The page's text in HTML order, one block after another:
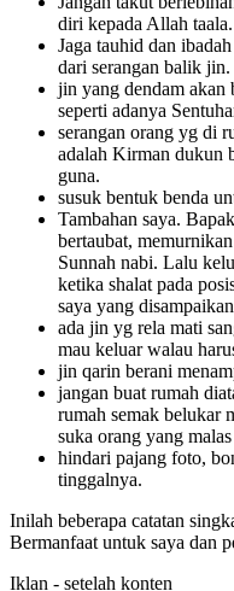
diri kepada Allah taala.
Jaga tauhid dan
dari serangan balik jin.
jin yang dendam akan
seperti adanya
serangan orang yg di
adalah Kirman dukun
guna.
susuk bentuk benda
Tambahan saya.
bertaubat,
Sunnah nabi. Lalu
ketika shalat pada
saya yang
ada jin yg rela mati
mau keluar walau
jin qarin berani
jangan buat rumah
rumah semak belukar
suka orang yang
hindari pajang foto,
tinggalnya.
Inilah beberapa catatan
Bermanfaat untuk saya dan
Iklan - setelah konten